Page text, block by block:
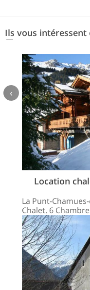
Ils vous intéressent
Location
La Punt-
Chalet. 6
‹